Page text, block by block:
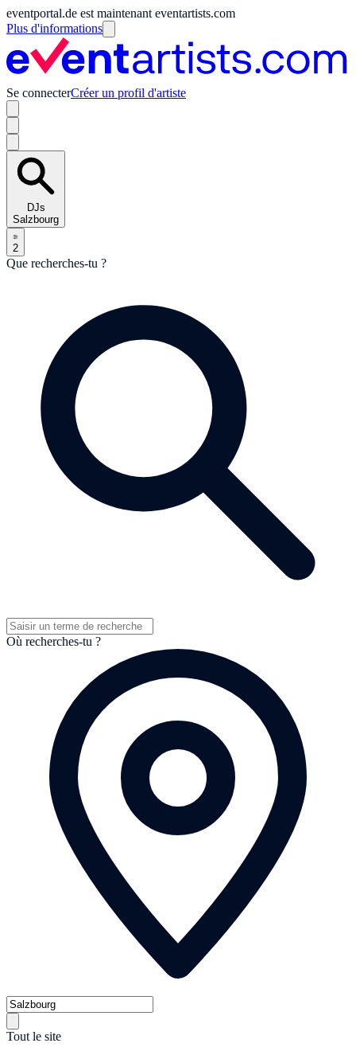
eventportal.de est maintenant eventartists.com
Plus d'informations
Se connecterCréer un profil d'artiste
DJs
Salzbourg
2
Que recherches-tu ?
Où recherches-tu ?
Tout le site